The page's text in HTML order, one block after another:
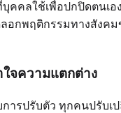
คคลใช้เพื่อปกปิดตนเ
กพฤติกรรมทางสังค
จความแตกต่าง
ารปรับตัว ทุกคนปรับ